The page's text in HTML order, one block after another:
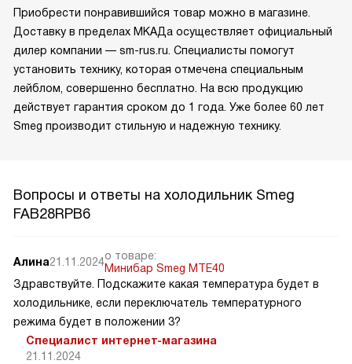
Приобрести понравившийся товар можно в магазине.
Доставку в пределах МКАДа осуществляет официальный
дилер компании — sm-rus.ru. Специалисты помогут
установить технику, которая отмечена специальным
лейблом, совершенно бесплатно. На всю продукцию
действует гарантия сроком до 1 года. Уже более 60 лет
Smeg производит стильную и надежную технику.
Вопросы и ответы на холодильник Smeg
FAB28RPB6
Алина21.11.2024о товаре:
Минибар Smeg MTE40
Здравствуйте. Подскажите какая температура будет в
холодильнике, если переключатель температурного
режима будет в положении 3?
Специалист интернет-магазина
21.11.2024